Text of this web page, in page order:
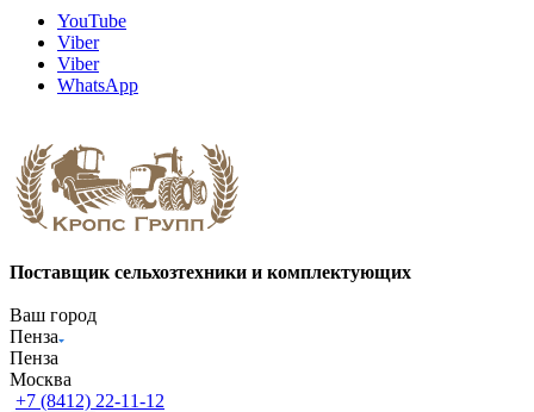
YouTube
Viber
Viber
WhatsApp
Поставщик сельхозтехники и комплектующих
Ваш город
Пенза
Пенза
Москва
+7 (8412) 22-11-12